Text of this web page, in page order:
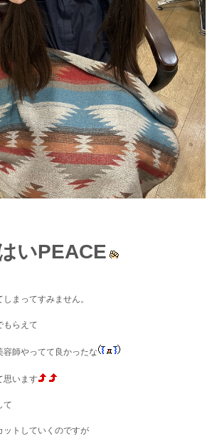
いPEACE
まってすみません。
もらえて
師やってて良かったな
思います
て
ットしていくのですが